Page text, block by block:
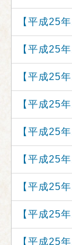
【平成25
【平成25
【平成25
【平成25
【平成25
【平成25
【平成25
【平成25
【平成25